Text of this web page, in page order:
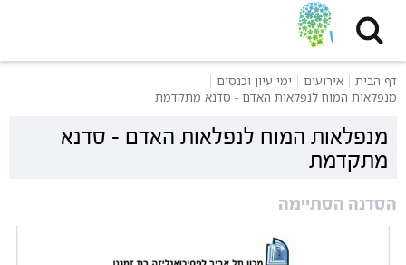
דף הבית אירועים
ימי עיון וכנסים
מנפלאות המוח לנפלאות האדם - סדנא מתקדמת
מנפלאות המוח לנפלאות האדם - סדנא
מתקדמת
הסדנה הסתיימה